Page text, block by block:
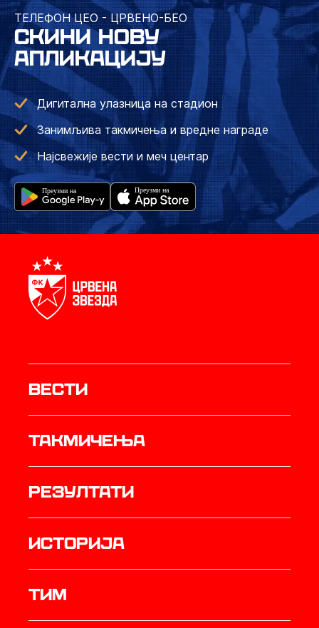
ТЕЛЕФОН ЦЕО - ЦРВЕНО-БЕО
СКИНИ НОВУ
АПЛИКАЦИЈУ
Дигитална улазница на стадион
Занимљива такмичења и вредне награде
Најсвежије вести и меч центар
Вести
Такмичења
резултати
историја
ТИМ